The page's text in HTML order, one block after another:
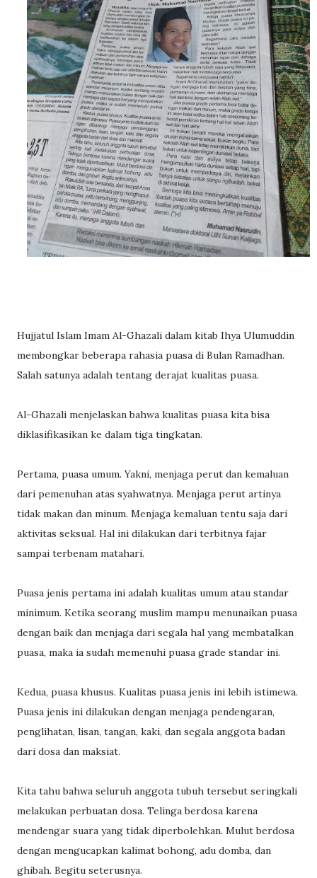
Hujjatul Islam Imam Al-Ghazali dalam kitab Ihya Ulumuddin
membongkar beberapa rahasia puasa di Bulan Ramadhan.
Salah satunya adalah tentang derajat kualitas puasa.
Al-Ghazali menjelaskan bahwa kualitas puasa kita bisa
diklasifikasikan ke dalam tiga tingkatan.
Pertama, puasa umum. Yakni, menjaga perut dan kemaluan
dari pemenuhan atas syahwatnya. Menjaga perut artinya
tidak makan dan minum. Menjaga kemaluan tentu saja dari
aktivitas seksual. Hal ini dilakukan dari terbitnya fajar
sampai terbenam matahari.
Puasa jenis pertama ini adalah kualitas umum atau standar
minimum. Ketika seorang muslim mampu menunaikan puasa
dengan baik dan menjaga dari segala hal yang membatalkan
puasa, maka ia sudah memenuhi puasa grade standar ini.
Kedua, puasa khusus. Kualitas puasa jenis ini lebih istimewa.
Puasa jenis ini dilakukan dengan menjaga pendengaran,
penglihatan, lisan, tangan, kaki, dan segala anggota badan
dari dosa dan maksiat.
Kita tahu bahwa seluruh anggota tubuh tersebut seringkali
melakukan perbuatan dosa. Telinga berdosa karena
mendengar suara yang tidak diperbolehkan. Mulut berdosa
dengan mengucapkan kalimat bohong, adu domba, dan
ghibah. Begitu seterusnya.